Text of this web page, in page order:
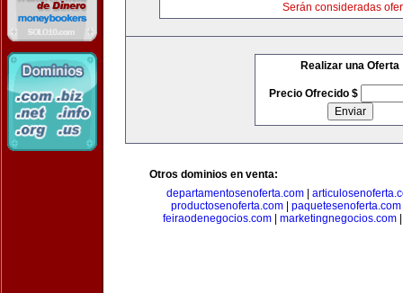
Serán consideradas
Realizar una Oferta
Precio Ofrecido $
Otros dominios en venta:
departamentosenoferta.com
productosenoferta.com| paquetesenoferta.com
feiraodenegocios.com
marketingnegocios.com